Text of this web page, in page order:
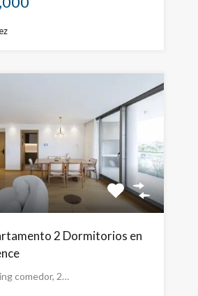
2 Dormitorios en
comedor, 2…